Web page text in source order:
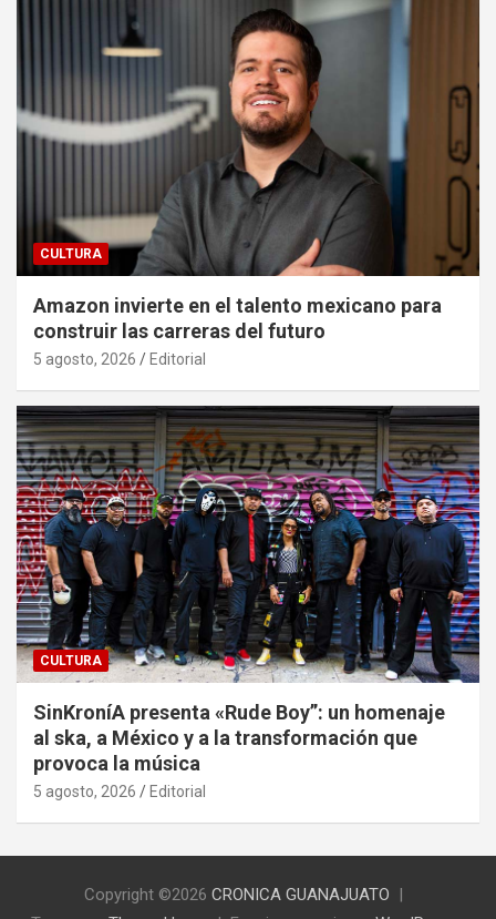
CULTURA
Amazon invierte en el talento mexicano para
construir las carreras del futuro
5 agosto, 2026 Editorial
CULTURA
SinKroníA presenta «Rude Boy”: un homenaje
al ska, a México y a la transformación que
provoca la música
5 agosto, 2026 Editorial
Copyright ©2026 CRONICA GUANAJUATO